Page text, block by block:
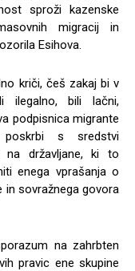
sproži kazenske
migracij in
Esihova.
kriči, češ zakaj bi v
ilegalno, bili lačni,
podpisnica migrante
s sredstvi
na državljane, ki to
enega vprašanja o
in sovražnega govora
na zahrbten
pravic ene skupine